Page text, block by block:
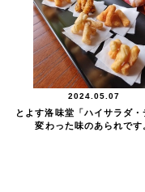
2024.05.07
とよす洛味堂「ハイサラダ・
変わった味のあられです